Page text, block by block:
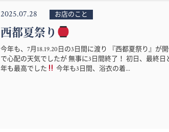
2025.07.28 お店のこと
西都夏祭り
今年も、7月18.19.20日の3日間に渡り 『西都夏祭り』が
で心配の天気でしたが 無事に3日間終了！ 初日、最終
年も最高でした
今年も3日間、浴衣の着...